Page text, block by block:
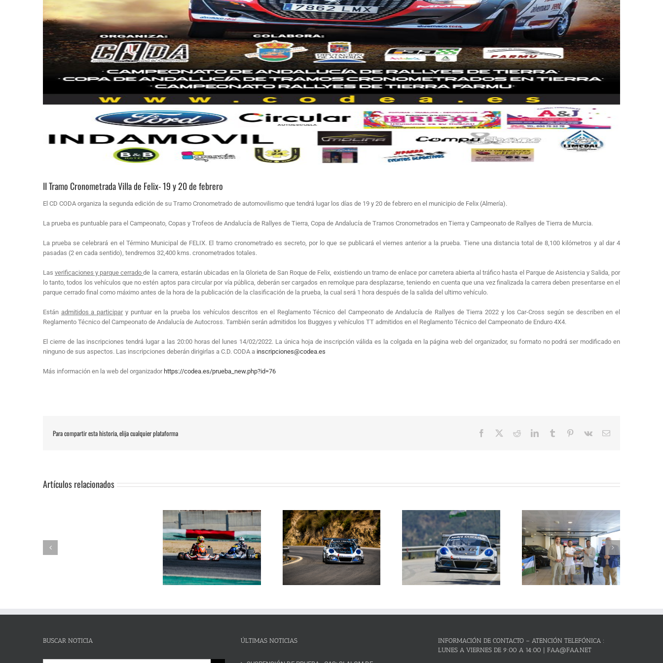
II Tramo Cronometrada Villa de Felix- 19 y 20 de febrero
El CD CODA organiza la segunda edición de su Tramo Cronometrado de automovilismo que tendrá lugar los días de 19 y 20 de febrero en el municipio de Felix (Almería).
La prueba es puntuable para el Campeonato, Copas y Trofeos de Andalucía de Rallyes de Tierra, Copa de Andalucía de Tramos Cronometrados en Tierra y Campeonato de Rallyes de Tierra de Murcia.
La prueba se celebrará en el Término Municipal de FELIX. El tramo cronometrado es secreto, por lo que se publicará el viernes anterior a la prueba. Tiene una distancia total de 8,100 kilómetros y al dar 4
pasadas (2 en cada sentido), tendremos 32,400 kms. cronometrados totales.
Lasverificaciones y parque cerradode la carrera, estarán ubicadas en la Glorieta de San Roque de Felix, existiendo un tramo de enlace por carretera abierta al tráfico hasta el Parque de Asistencia y Salida, por
lo tanto, todos los vehículos que no estén aptos para circular por vía pública, deberán ser cargados en remolque para desplazarse, teniendo en cuenta que una vez finalizada la carrera deben presentarse en el
parque cerrado final como máximo antes de la hora de la publicación de la clasificación de la prueba, la cual será 1 hora después de la salida del ultimo vehículo.
Están admitidos a participary puntuar en la prueba los vehículos descritos en el Reglamento Técnico del Campeonato de Andalucía de Rallyes de Tierra 2022 y los Car-Cross según se describen en el
Reglamento Técnico del Campeonato de Andalucía de Autocross. También serán admitidos los Buggyes y vehículos TT admitidos en el Reglamento Técnico del Campeonato de Enduro 4X4.
El cierre de las inscripciones tendrá lugar a las 20:00 horas del lunes 14/02/2022. La única hoja de inscripción válida es la colgada en la página web del organizador, su formato no podrá ser modificado en
ninguno de sus aspectos. Las inscripciones deberán dirigirlas a C.D. CODA a inscripciones@codea.es
Más información en la web del organizador https://codea.es/prueba_new.php?id=76
Para compartir esta historia, elija cualquier plataforma Facebook RedditLinkedInTumblr Pinterest
Vk
Correo
Artículos relacionados
Humberto Janssens conquista la
Subida al Cerro de los Cañones
de Lanjarón 2026 en un brillante
fin de semana de automovilismo
La Subida al Cerro de los
Cañones levanta hoy el telón con
un cartel de lujo
La Subida al Cerro de los
Cañones – Lanjarón 2026 se
presenta con lleno absoluto de
inscritos y el reto de revalidar su
condición de mejor prueba
andaluza de montaña
BUSCAR NOTICIA ÚLTIMAS NOTICIAS
INFORMACIÓN DE CONTACTO – ATENCIÓN TELEFÓNICA :
LUNES A VIERNES DE 9:00 A 14:00 | FAA@FAA.NET